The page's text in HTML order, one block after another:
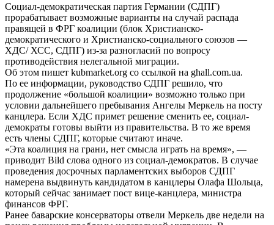
Социал-демократическая партия Германии (СДПГ)
прорабатывает возможные варианты на случай распада
правящей в ФРГ коалиции (блок Христианско-
демократического и Христианско-социального союзов —
ХДС/ ХСС, СДПГ) из-за разногласий по вопросу
противодействия нелегальной миграции.
Об этом пишет kubmarket.org со ссылкой на ghall.com.ua.
По ее информации, руководство СДПГ решило, что
продолжение «большой коалиции» возможно только при
условии дальнейшего пребывания Ангелы Меркель на посту
канцлера. Если ХДС примет решение сменить ее, социал-
демократы готовы выйти из правительства. В то же время
есть члены СДПГ, которые считают иначе.
«Эта коалиция на грани, нет смысла играть на время», —
приводит Bild слова одного из социал-демократов. В случае
проведения досрочных парламентских выборов СДПГ
намерена выдвинуть кандидатом в канцлеры Олафа Шольца,
который сейчас занимает пост вице-канцлера, министра
финансов ФРГ.
Ранее баварские консерваторы отвели Меркель две недели на